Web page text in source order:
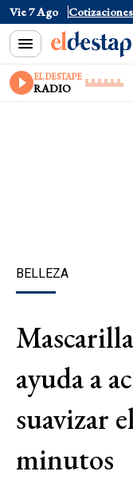
Vie 7 Ago Cotizaciones
$1520 Dólar
EL DESTAPE
RADIO
BELLEZA
ayuda a
suavizar
minutos